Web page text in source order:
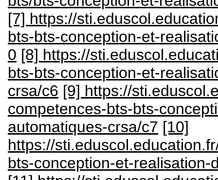
[7] https://
bts-bts-conception-et-
0 [8] https://
bts-bts-conception-et-
crsa/c6 [9] https://
competences-bts-bts-
automatiques-crsa/c7 [10]
https://
bts-conception-et-